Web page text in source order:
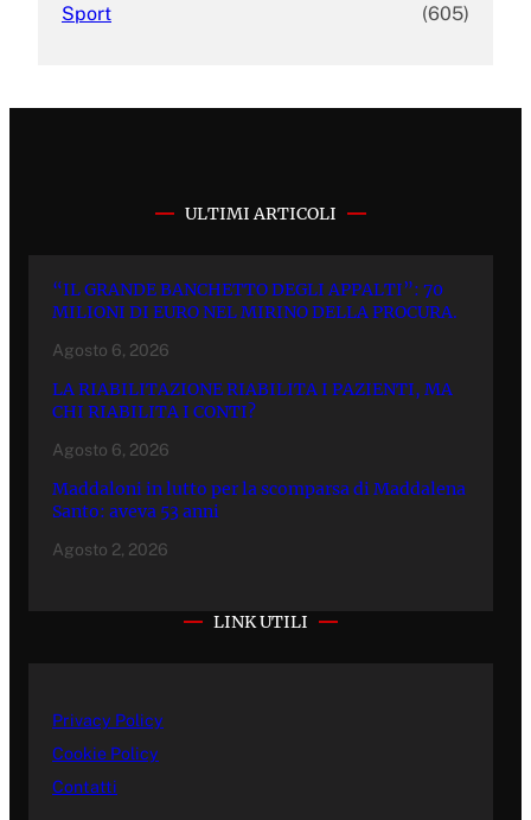
Sport (605)
ULTIMI ARTICOLI
“IL GRANDE BANCHETTO DEGLI APPALTI”: 70
MILIONI DI EURO NEL MIRINO DELLA PROCURA.
Agosto 6, 2026
LA RIABILITAZIONE RIABILITA I PAZIENTI, MA
CHI RIABILITA I CONTI?
Agosto 6, 2026
Maddaloni in lutto per la scomparsa di Maddalena
Santo: aveva 53 anni
Agosto 2, 2026
LINK UTILI
Privacy Policy
Cookie Policy
Contatti